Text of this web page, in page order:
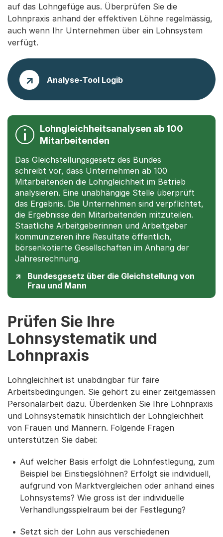
auf das Lohngefüge aus. Überprüfen Sie die
Lohnpraxis anhand der effektiven Löhne regelmässig,
auch wenn Ihr Unternehmen über ein Lohnsystem
verfügt.
Analyse-Tool Logib
Lohngleichheitsanalysen ab 100
Mitarbeitenden
Das Gleichstellungsgesetz des Bundes
schreibt vor, dass Unternehmen ab 100
Mitarbeitenden die Lohngleichheit im Betrieb
analysieren. Eine unabhängige Stelle überprüft
das Ergebnis. Die Unternehmen sind verpflichtet,
die Ergebnisse den Mitarbeitenden mitzuteilen.
Staatliche Arbeitgeberinnen und Arbeitgeber
kommunizieren ihre Resultate öffentlich,
börsenkotierte Gesellschaften im Anhang der
Jahresrechnung.
Bundesgesetz über die Gleichstellung von
Frau und Mann
Prüfen Sie Ihre
Lohnsystematik und
Lohnpraxis
Lohngleichheit ist unabdingbar für faire
Arbeitsbedingungen. Sie gehört zu einer zeitgemässen
Personalarbeit dazu. Überdenken Sie Ihre Lohnpraxis
und Lohnsystematik hinsichtlich der Lohngleichheit
von Frauen und Männern. Folgende Fragen
unterstützen Sie dabei:
Auf welcher Basis erfolgt die Lohnfestlegung, zum
Beispiel bei Einstiegslöhnen? Erfolgt sie individuell,
aufgrund von Marktvergleichen oder anhand eines
Lohnsystems? Wie gross ist der individuelle
Verhandlungsspielraum bei der Festlegung?
Setzt sich der Lohn aus verschiedenen